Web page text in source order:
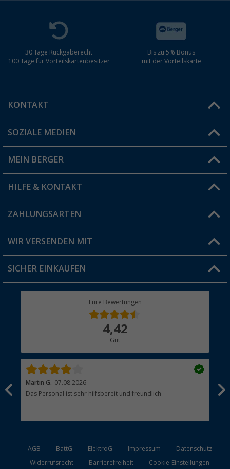
30 Tage Rückgaberecht
100 Tage für Vorteilskartenbesitzer
Bis zu 5% Bonus
mit der Vorteilskarte
KONTAKT
Du hast eine Frage?
Filiale finden
SOZIALE MEDIEN
MEIN BERGER
Vorteilskarte
Blog
Jobs & Karriere
HILFE & KONTAKT
FAQ & Kontakt
Versandinformationen
Rücksendung
ZAHLUNGSARTEN
WIR VERSENDEN MIT
SICHER EINKAUFEN
Eure Bewertungen
4,42
Gut
Martin G. 07.08.2026
Das Personal ist sehr hilfsbereit und freundlich
AGB BattG ElektroG Impressum
Datenschutz
Widerrufsrecht
Barrierefreiheit Cookie-Einstellungen